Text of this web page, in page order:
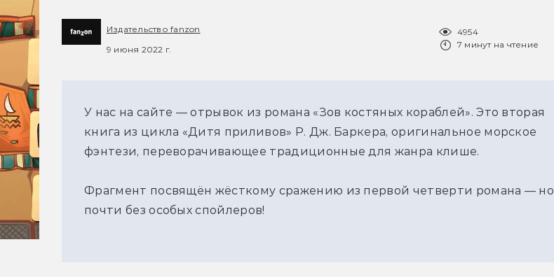
Издательство fanzon
9 июня 2022 г.
4954
7 минут на чтение
У нас на сайте — отрывок из романа «Зов костяных кораблей». Это вторая
книга из цикла «Дитя приливов» Р. Дж. Баркера, оригинальное морское
фэнтези, переворачивающее традиционные для жанра клише.
Фрагмент посвящён жёсткому сражению из первой четверти романа — но
почти без особых спойлеров!